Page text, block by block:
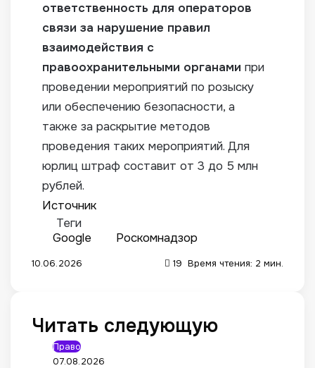
ответственность для операторов
связи за нарушение правил
взаимодействия с
правоохранительными органами при
проведении мероприятий по розыску
или обеспечению безопасности, а
также за раскрытие методов
проведения таких мероприятий. Для
юрлиц штраф составит от 3 до 5 млн
рублей.
Источник
Теги
Google
Роскомнадзор
10.06.2026 19 Время чтения: 2 мин.
Читать следующую
Право
07.08.2026